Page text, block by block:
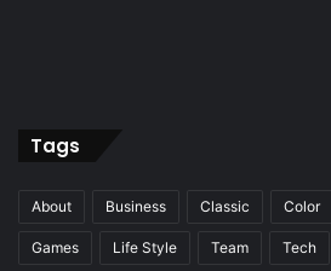
Tags
About Business Classic Color
Games Life Style Team Tech